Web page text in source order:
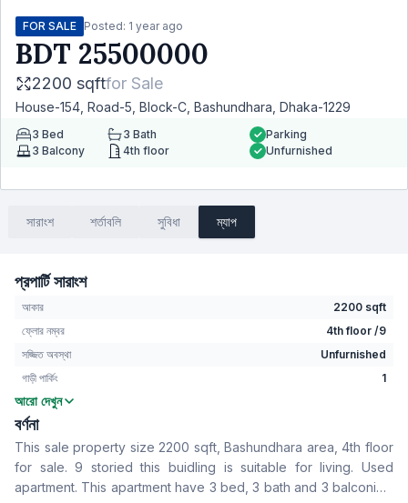
FOR SALE Posted: 1 year ago
BDT 25500000
2200 sqftfor Sale
House-154, Road-5, Block-C, Bashundhara, Dhaka-1229
3 Bed 3 Bath
3 Balcony 4th floor
Parking
Unfurnished
সারাংশ শর্তাবলি সুবিধা ম্যাপ
প্রপার্টি সারাংশ
আকার
2200 sqft
ফ্লোর নম্বর
4th floor /9
সজ্জিত অবস্থা
Unfurnished
গাড়ী পার্কিং
1
বেডরুম
বাথরুম
বসার রুম
No
Drawing Room
Yes
খাবার রুম
Yes
আরো দেখুন
বর্ণনা
This sale property size 2200 sqft, Bashundhara area, 4th floor
for sale. 9 storied this buidling is suitable for living. Used
apartment. This apartment have 3 bed, 3 bath and 3 balconies.